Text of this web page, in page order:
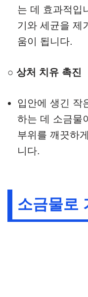
는 데 효과적입
기와 세균을 제
움이 됩니다.
○ 상처 치유 촉진
입안에 생긴 작
하는 데 소금물
부위를 깨끗하
니다.
소금물로